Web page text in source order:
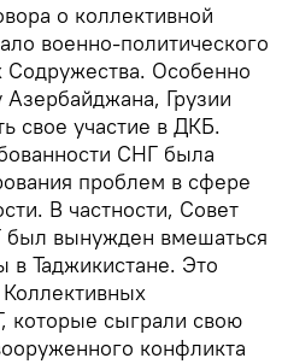
о коллективной
военно-политического
Содружества. Особенно
Азербайджана, Грузии
свое участие в ДКБ.
СНГ была
проблем в сфере
В частности, Совет
вынужден вмешаться
в Таджикистане. Это
которые сыграли свою
конфликта